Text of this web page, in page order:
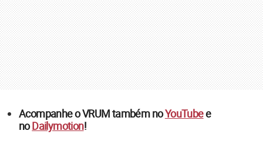
Acompanhe o VRUM também noYouTubee
noDailymotion!